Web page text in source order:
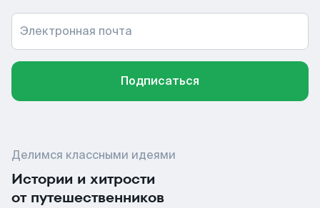
Электронная почта
Подписаться
Делимся классными идеями
Истории и хитрости
от путешественников